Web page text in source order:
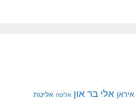
איראן אלי בר און אליטה אליטת